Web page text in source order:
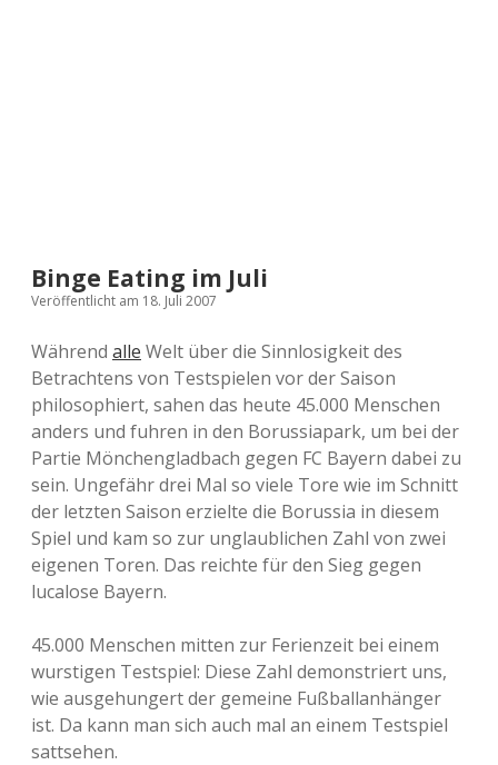
Binge Eating im Juli
Veröffentlicht am 18. Juli 2007
Während alle Welt über die Sinnlosigkeit des
Betrachtens von Testspielen vor der Saison
philosophiert, sahen das heute 45.000 Menschen
anders und fuhren in den Borussiapark, um bei der
Partie Mönchengladbach gegen FC Bayern dabei zu
sein. Ungefähr drei Mal so viele Tore wie im Schnitt
der letzten Saison erzielte die Borussia in diesem
Spiel und kam so zur unglaublichen Zahl von zwei
eigenen Toren. Das reichte für den Sieg gegen
lucalose Bayern.
45.000 Menschen mitten zur Ferienzeit bei einem
wurstigen Testspiel: Diese Zahl demonstriert uns,
wie ausgehungert der gemeine Fußballanhänger
ist. Da kann man sich auch mal an einem Testspiel
sattsehen.